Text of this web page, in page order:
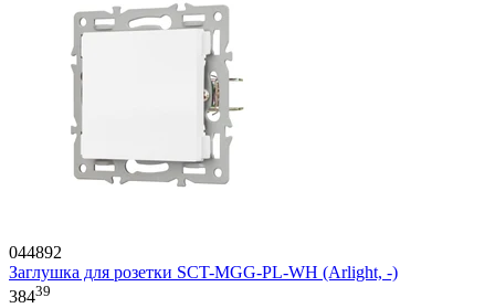
044892
Заглушка для розетки SCT-MGG-PL-WH (Arlight, -)
38439